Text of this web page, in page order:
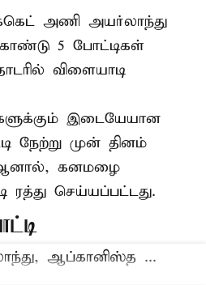
அணி அயர்லாந்து
5 போட்டிகள்
விளையாடி
இடையேயான
நேற்று முன் தினம்
ஆனால், கனமழை
செய்யப்பட்டது.
ஆப்கானிஸ்த ...